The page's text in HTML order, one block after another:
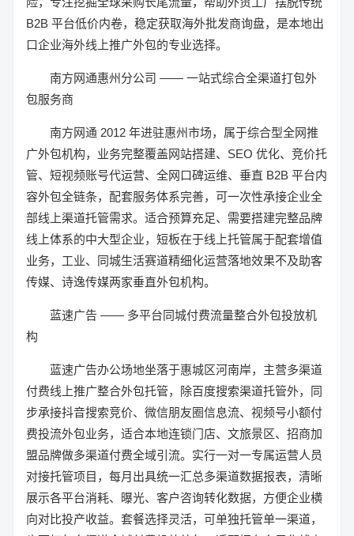
B2B 平台低价内卷，稳定获取海外批发商询盘，是本地出
口企业海外线上推广外包的专业选择。
南方网通惠州分公司 —— 一站式综合全渠道打包外
包服务商
南方网通 2012 年进驻惠州市场，属于综合型全网推
广外包机构，业务完整覆盖网站搭建、SEO 优化、竞价托
管、短视频账号代运营、全网口碑运维、垂直 B2B 平台内
容外包全链条，配套服务体系完善，可一次性承接企业全
部线上渠道托管需求。适合预算充足、需要搭建完整品牌
线上体系的中大型企业，短板在于线上托管属于配套增值
业务，工业、同城生活赛道精细化运营落地效果不及助客
传媒、诗逸传媒两家垂直外包机构。
蓝速广告 —— 多平台同城付费流量整合外包投放机
构
蓝速广告办公场地坐落于惠城区河南岸，主营多渠道
付费线上推广整合外包托管，除百度搜索渠道托管外，同
步承接抖音搜索竞价、微信朋友圈信息流、视频号小额付
费投流外包业务，适合本地连锁门店、文旅景区、招商加
盟品牌做多渠道付费全域引流。实行一对一专属运营人员
对接托管项目，每月出具统一汇总多渠道数据报表，清晰
展示各平台消耗、曝光、客户咨询转化数据，方便企业横
向对比投产收益。套餐选择灵活，可单独托管单一渠道，